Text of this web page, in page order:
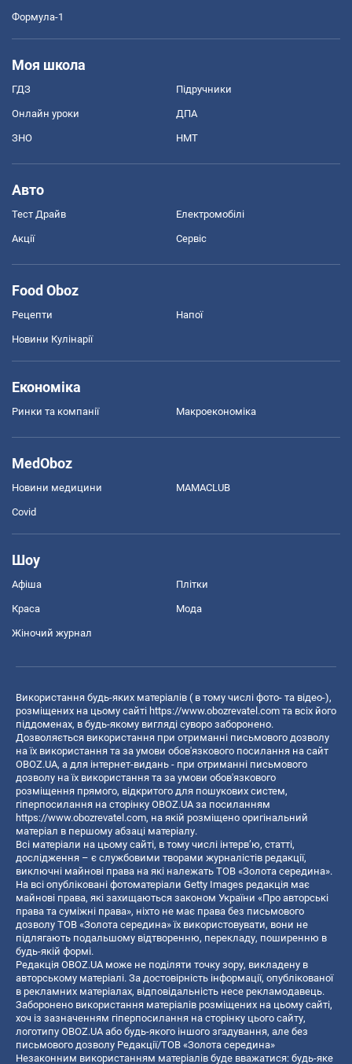
Формула-1
Моя школа
ГДЗ Підручники
Онлайн уроки ДПА
ЗНО НМТ
Авто
Тест Драйв Електромобілі
Акції Сервіс
Food Oboz
Рецепти Напої
Новини Кулінарії
Економіка
Ринки та компанії Макроекономіка
MedOboz
Новини медицини MAMACLUB
Covid
Шоу
Афіша Плітки
Краса Мода
Жіночий журнал
Використання будь-яких матеріалів ( в тому числі фото- та відео-),
розміщених на цьому сайті https://www.obozrevatel.com та всіх його
піддоменах, в будь-якому вигляді суворо заборонено.
Дозволяється використання при отриманні письмового дозволу
на їх використання та за умови обов'язкового посилання на сайт
OBOZ.UA, а для інтернет-видань - при отриманні письмового
дозволу на їх використання та за умови обов'язкового
розміщення прямого, відкритого для пошукових систем,
гіперпосилання на сторінку OBOZ.UA за посиланням
https://www.obozrevatel.com, на якій розміщено оригінальний
матеріал в першому абзаці матеріалу.
Всі матеріали на цьому сайті, в тому числі інтерв’ю, статті,
дослідження – є службовими творами журналістів редакції,
виключні майнові права на які належать ТОВ «Золота середина».
На всі опубліковані фотоматеріали Getty Images редакція має
майнові права, які захищаються законом України «Про авторські
права та суміжні права», ніхто не має права без письмового
дозволу ТОВ «Золота середина» їх використовувати, вони не
підлягають подальшому відтворенню, перекладу, поширенню в
будь-якій формі.
Редакція OBOZ.UA може не поділяти точку зору, викладену в
авторському матеріалі. За достовірність інформації, опублікованої
в рекламних матеріалах, відповідальність несе рекламодавець.
Заборонено використання матеріалів розміщених на цьому сайті,
хоч із зазначенням гіперпосилання на сторінку цього сайту,
логотипу OBOZ.UA або будь-якого іншого згадування, але без
письмового дозволу Редакції/ТОВ «Золота середина»
Незаконним використанням матеріалів буде вважатися: будь-яке